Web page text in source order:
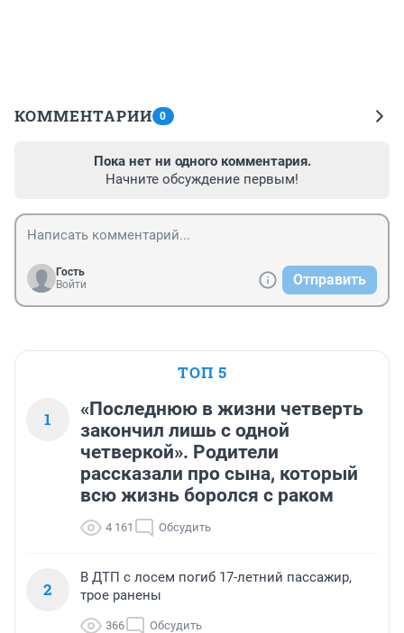
КОММЕНТАРИИ 0
Пока нет ни одного комментария.
Начните обсуждение первым!
Гость
Войти
Отправить
ТОП 5
1
«Последнюю в жизни четверть
закончил лишь с одной
четверкой». Родители
рассказали про сына, который
всю жизнь боролся с раком
4 161 Обсудить
2
В ДТП с лосем погиб 17-летний пассажир,
трое ранены
366 Обсудить